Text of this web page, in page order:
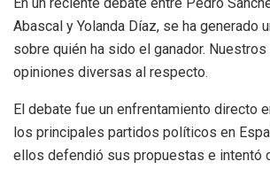
Abascal y Yolanda Díaz, se ha generado
sobre quién ha sido el ganador.
opiniones diversas al respecto.
El debate fue un enfrentamiento directo
los principales partidos políticos en
ellos defendió sus propuestas e intentó